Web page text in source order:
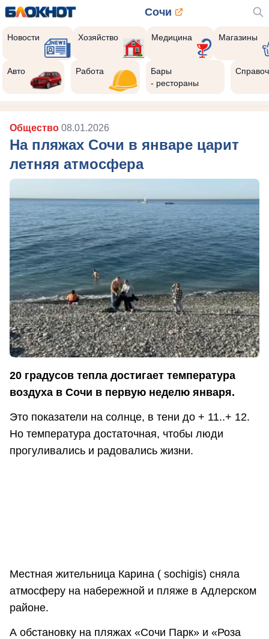
Сочи
Новости Хозяйство Медицина Магазины
Авто Работа
Бары
- рестораны
Общество 08.01.2026
На пляжах Сочи в январе царит
летняя атмосфера
20 градусов тепла достигает температура
воздуха в Сочи в первую неделю января.
Это показатели на солнце, в тени до + 11..+ 12.
Но температура достаточная, чтобы люди
прогуливались и радовались жизни.
Местная жительница Карина ( sochigis) сняла
атмосферу на набережной и пляже в Адлерском
районе.
А обстановку на пляжах «Сочи Парк» и «Роза